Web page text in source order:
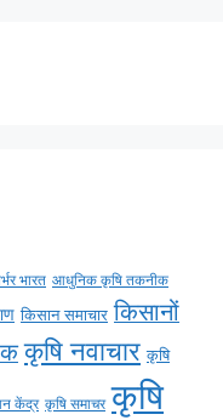
भारत आधुनिक कृषि तकनीक
किसान समाचार किसानों
कृषि नवाचार कृषि
केंद्र कृषि समाचर कृषि